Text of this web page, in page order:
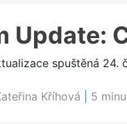
Update:
spuštěná
Kříhová 5